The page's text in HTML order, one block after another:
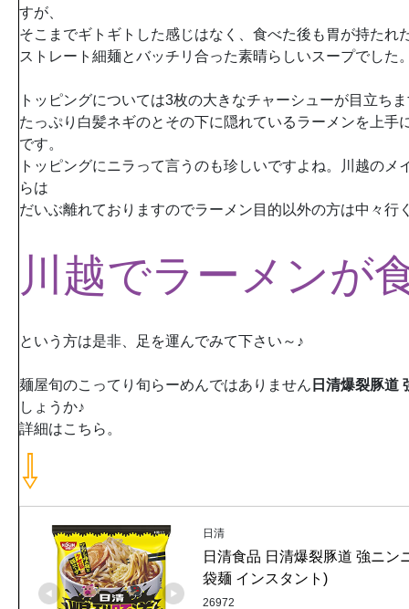
すが、
そこまでギトギトした感じはなく、食べた後も胃が持たれ
ストレート細麺とバッチリ合った素晴らしいスープでした
トッピングについては3枚の大きなチャーシューが目立ち
たっぷり白髪ネギのとその下に隠れているラーメンを上手
です。
トッピングにニラって言うのも珍しいですよね。川越のメ
らは
だいぶ離れておりますのでラーメン目的以外の方は中々行
川越でラーメンが
という方は是非、足を運んでみて下さい～♪
麺屋旬のこってり旬らーめんではありません 日清爆裂豚道
しょうか♪
詳細はこちら。
⇩
日清
日清食品 日清爆裂豚道 強ニン
袋麺 インスタント)
26972